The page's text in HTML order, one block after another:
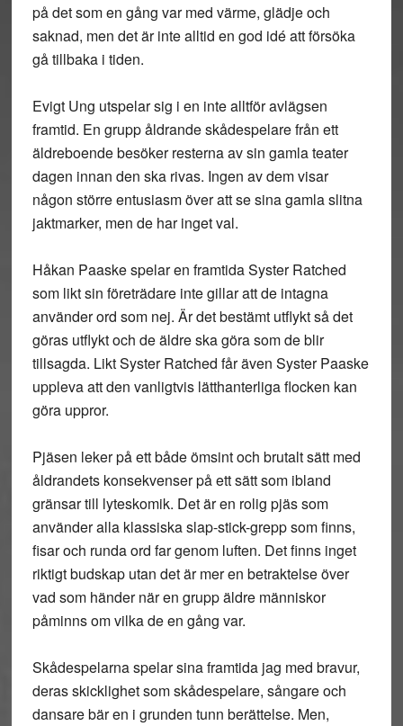
på det som en gång var med värme, glädje och
saknad, men det är inte alltid en god idé att försöka
gå tillbaka i tiden.
Evigt Ung utspelar sig i en inte alltför avlägsen
framtid. En grupp åldrande skådespelare från ett
äldreboende besöker resterna av sin gamla teater
dagen innan den ska rivas. Ingen av dem visar
någon större entusiasm över att se sina gamla slitna
jaktmarker, men de har inget val.
Håkan Paaske spelar en framtida Syster Ratched
som likt sin företrädare inte gillar att de intagna
använder ord som nej. Är det bestämt utflykt så det
göras utflykt och de äldre ska göra som de blir
tillsagda. Likt Syster Ratched får även Syster Paaske
uppleva att den vanligtvis lätthanterliga flocken kan
göra uppror.
Pjäsen leker på ett både ömsint och brutalt sätt med
åldrandets konsekvenser på ett sätt som ibland
gränsar till lyteskomik. Det är en rolig pjäs som
använder alla klassiska slap-stick-grepp som finns,
fisar och runda ord far genom luften. Det finns inget
riktigt budskap utan det är mer en betraktelse över
vad som händer när en grupp äldre människor
påminns om vilka de en gång var.
Skådespelarna spelar sina framtida jag med bravur,
deras skicklighet som skådespelare, sångare och
dansare bär en i grunden tunn berättelse. Men,